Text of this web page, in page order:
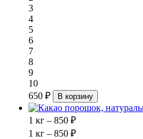
3
4
5
6
7
8
9
10
650 ₽
В корзину
1 кг – 850 ₽
1 кг – 850 ₽